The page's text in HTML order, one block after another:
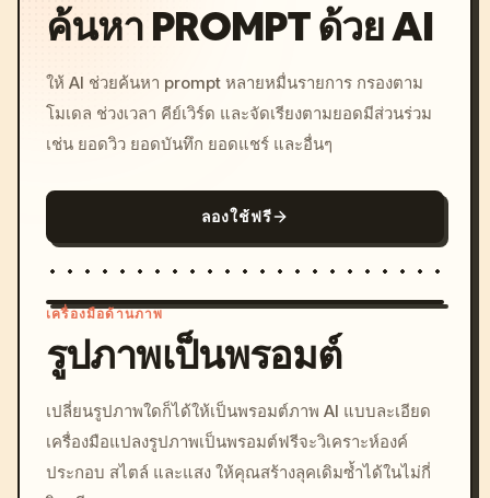
ค้นหา PROMPT ด้วย AI
ให้ AI ช่วยค้นหา prompt หลายหมื่นรายการ กรองตาม
โมเดล ช่วงเวลา คีย์เวิร์ด และจัดเรียงตามยอดมีส่วนร่วม
เช่น ยอดวิว ยอดบันทึก ยอดแชร์ และอื่นๆ
ลองใช้ฟรี
c, cyberpunk sunset, neon
colors, 8k --v 6.0
เครื่องมือด้านภาพ
รูปภาพเป็นพรอมต์
เปลี่ยนรูปภาพใดก็ได้ให้เป็นพรอมต์ภาพ AI แบบละเอียด
เครื่องมือแปลงรูปภาพเป็นพรอมต์ฟรีจะวิเคราะห์องค์
ประกอบ สไตล์ และแสง ให้คุณสร้างลุคเดิมซ้ำได้ในไม่กี่